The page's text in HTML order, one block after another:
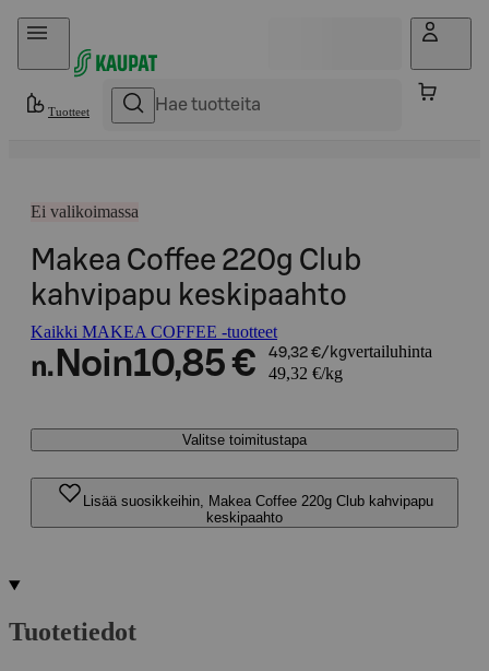
Hyppää sisältöön
Tuotteet
Ei valikoimassa
Makea Coffee 220g Club
kahvipapu keskipaahto
Kaikki MAKEA COFFEE -tuotteet
n. Noin10,85 € 49,32 €/kgvertailuhinta
49,32 €/kg
Valitse toimitustapa
Lisää suosikkeihin, Makea Coffee 220g Club kahvipapu
keskipaahto
Tuotetiedot